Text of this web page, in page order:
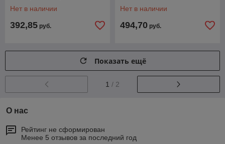
Нет в наличии
392,85 руб.
Нет в наличии
494,70 руб.
Показать ещё
1 / 2
О нас
Рейтинг не сформирован
Менее 5 отзывов за последний год